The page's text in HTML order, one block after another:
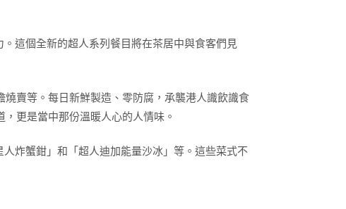
這個全新的超人系列餐目將在茶居中與食客們見
賣等。每日新鮮製造、零防腐，承襲港人識飲識食
更是當中那份溫暖人心的人情味。
炸蟹鉗」和「超人迪加能量沙冰」等。這些菜式不